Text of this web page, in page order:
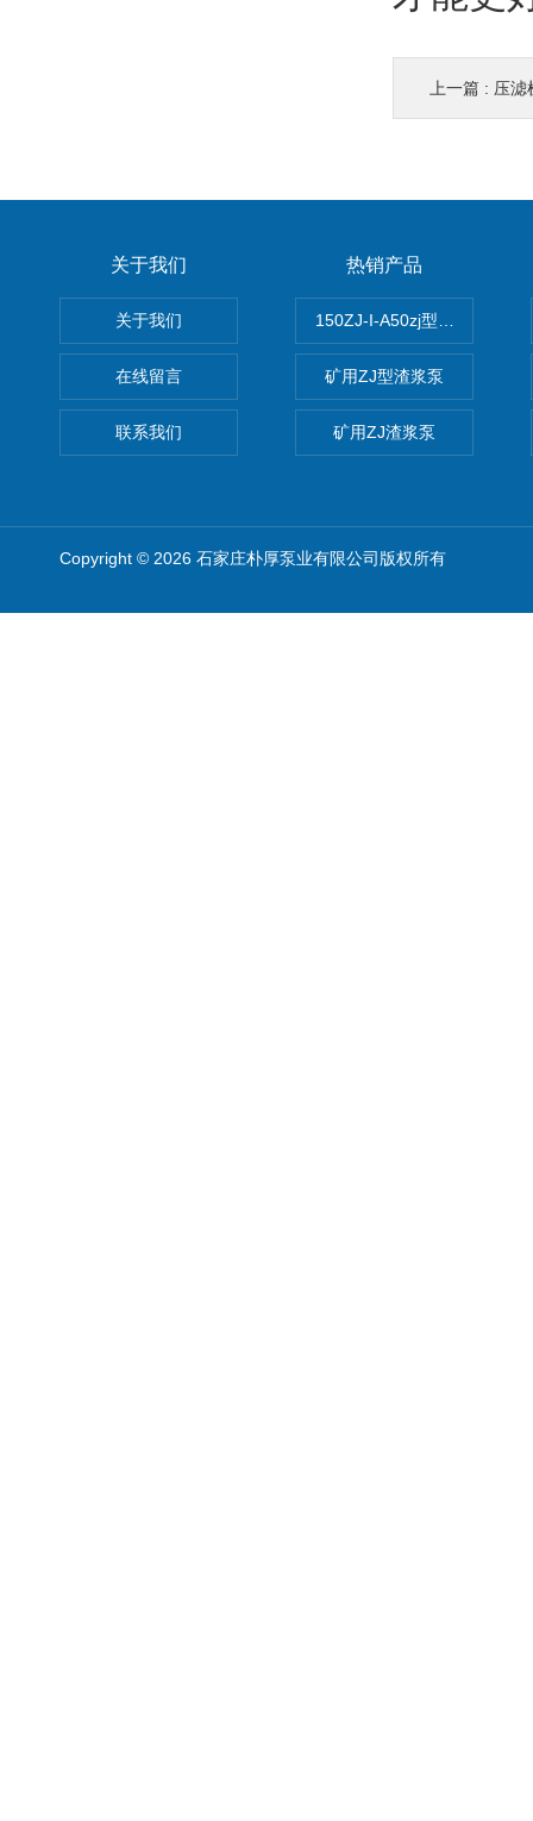
上一篇 : 压滤
关于我们
关于我们
在线留言
联系我们
热销产品
150ZJ-I-A50zj型渣浆泵
矿用ZJ型渣浆泵
矿用ZJ渣浆泵
Copyright © 2026 石家庄朴厚泵业有限公司版权所有